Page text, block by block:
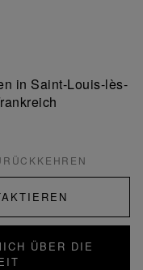
in Saint-Louis-lès-
ÜBER DIE